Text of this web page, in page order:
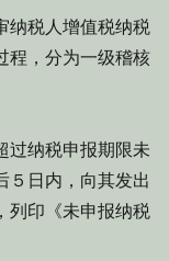
税人增值税纳税
程，分为一级稽核
纳税申报期限未
５日内，向其发出
列印《未申报纳税